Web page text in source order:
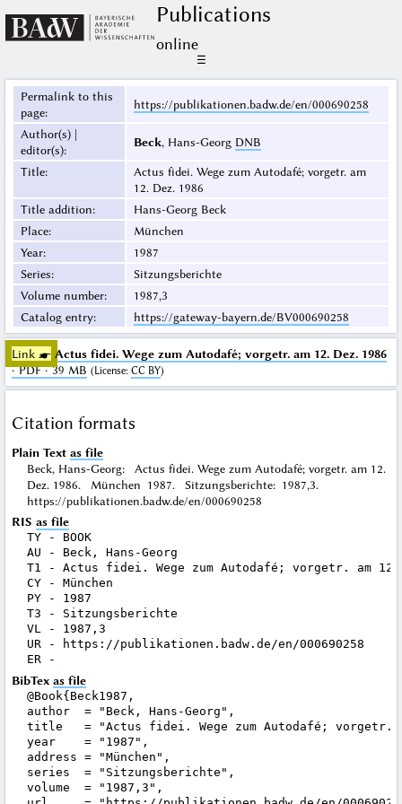
Publications
online
☰
Permalink to this
page:
https://publikationen.badw.de/en/000690258
Author(s) |
editor(s):
Beck, Hans-Georg DNB
Title:
Actus fidei. Wege zum Autodafé; vorgetr. am
12. Dez. 1986
Title addition:
Hans-Georg Beck
Place:
München
Year:
1987
Series:
Sitzungsberichte
Volume number:
1987,3
Catalog entry: https://gateway-bayern.de/BV000690258
Link ☛ Actus fidei. Wege zum Autodafé; vorgetr. am 12. Dez. 1986
· PDF · 39 MB (License: CC BY)
Citation formats
Plain Text as file
Beck, Hans-Georg: Actus fidei. Wege zum Autodafé; vorgetr. am 12.
Dez. 1986. München 1987. Sitzungsberichte: 1987,3.
https://publikationen.badw.de/en/000690258
RIS as file
TY - BOOK
AU - Beck, Hans-Georg
T1 - Actus fidei. Wege zum Autodafé; vorgetr. am 12.
CY - München
PY - 1987
T3 - Sitzungsberichte
VL - 1987,3
UR - https://publikationen.badw.de/en/000690258
BibTex as file
@Book{Beck1987,
author  = "Beck, Hans-Georg",
title   = "Actus fidei. Wege zum Autodafé; vorgetr.
year    = "1987",
address = "München",
series  = "Sitzungsberichte",
volume  = "1987,3",